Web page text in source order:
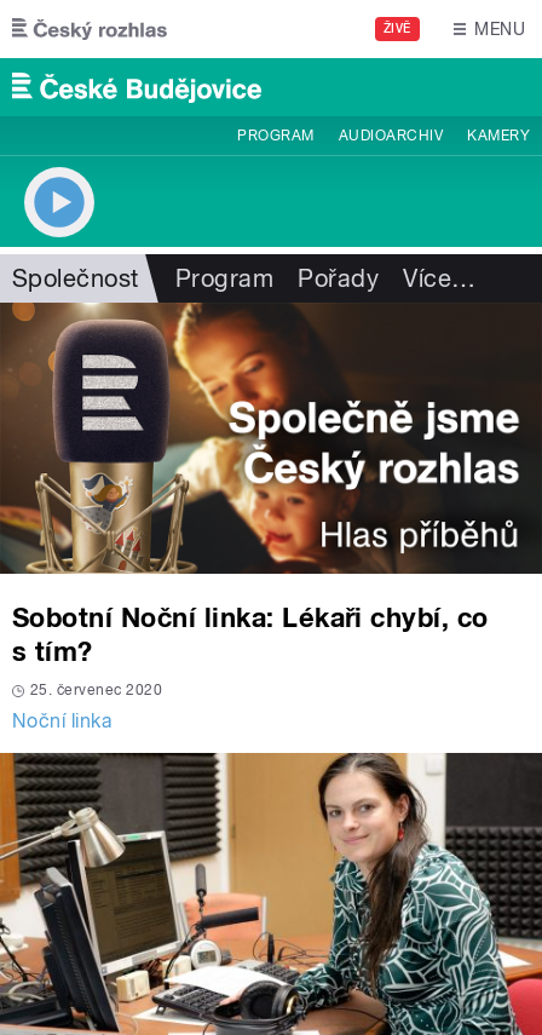
Přejít k hlavnímu obsahu
ŽIVĚ MENU
PROGRAM AUDIOARCHIV KAMERY
Společnost Program Pořady Více…
Sobotní Noční linka: Lékaři chybí, co
s tím?
25. červenec 2020
Noční linka